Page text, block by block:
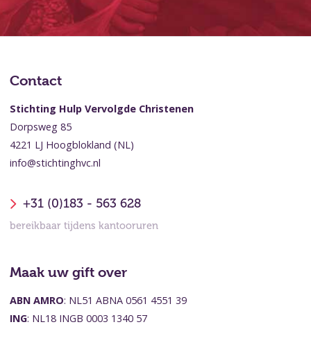
Contact
Stichting Hulp Vervolgde Christenen
Dorpsweg 85
4221 LJ Hoogblokland (NL)
info@stichtinghvc.nl
+31 (0)183 - 563 628
bereikbaar tijdens kantooruren
Maak uw gift over
ABN AMRO: NL51 ABNA 0561 4551 39
ING: NL18 INGB 0003 1340 57